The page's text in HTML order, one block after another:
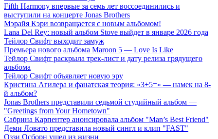
Fifth Harmony впервые за семь лет воссоединились и
выступили на концерте Jonas Brothers
Мэрайя Кэри возвращается с новым альбомом!
Lana Del Rey: новый альбом Stove выйдет в январе 2026 года
Тейлор Свифт выходит замуж
Премьера нового альбома Maroon 5 — Love Is Like
Тейлор Свифт раскрыла трек-лист и дату релиза грядущего
альбома
Тейлор Свифт объявляет новую эру
Кристина Агилера и фанатская теория: «3+5=» — намек на 8-
й альбом?
Jonas Brothers представили седьмой студийный альбом —
"Greetings from Your Hometown"
Сабрина Карпентер анонсировала альбом "Man’s Best Friend"
Деми Ловато представила новый сингл и клип "FAST"
Оззи Осборн ушел из жизни